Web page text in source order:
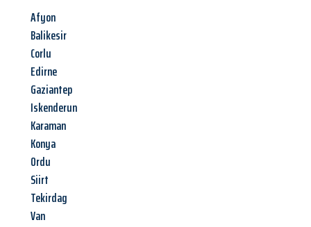
Afyon
Balikesir
Corlu
Edirne
Gaziantep
Iskenderun
Karaman
Konya
Ordu
Siirt
Tekirdag
Van